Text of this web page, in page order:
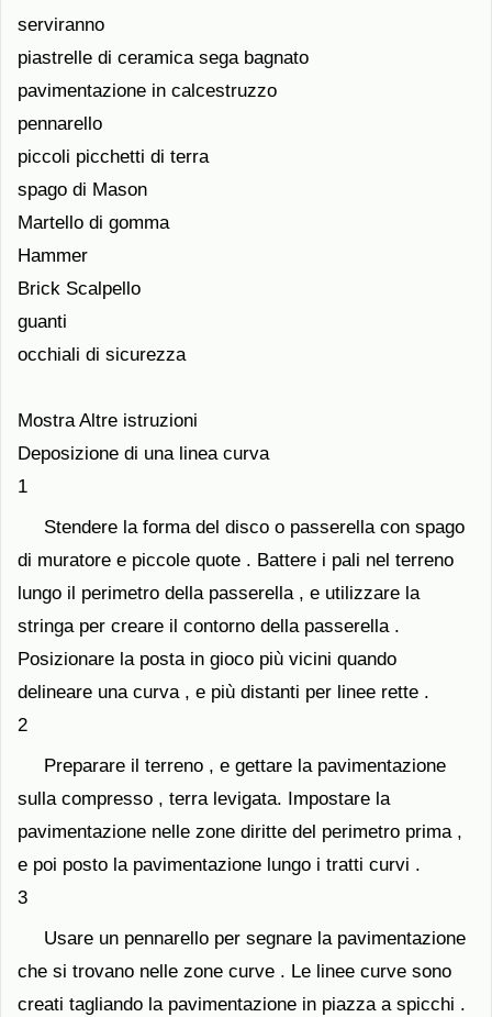
serviranno
piastrelle di ceramica sega bagnato
pavimentazione in calcestruzzo
pennarello
piccoli picchetti di terra
spago di Mason
Martello di gomma
Hammer
Brick Scalpello
guanti
occhiali di sicurezza
Mostra Altre istruzioni
Deposizione di una linea curva
1
Stendere la forma del disco o passerella con spago
di muratore e piccole quote . Battere i pali nel terreno
lungo il perimetro della passerella , e utilizzare la
stringa per creare il contorno della passerella .
Posizionare la posta in gioco più vicini quando
delineare una curva , e più distanti per linee rette .
2
Preparare il terreno , e gettare la pavimentazione
sulla compresso , terra levigata. Impostare la
pavimentazione nelle zone diritte del perimetro prima ,
e poi posto la pavimentazione lungo i tratti curvi .
3
Usare un pennarello per segnare la pavimentazione
che si trovano nelle zone curve . Le linee curve sono
creati tagliando la pavimentazione in piazza a spicchi .